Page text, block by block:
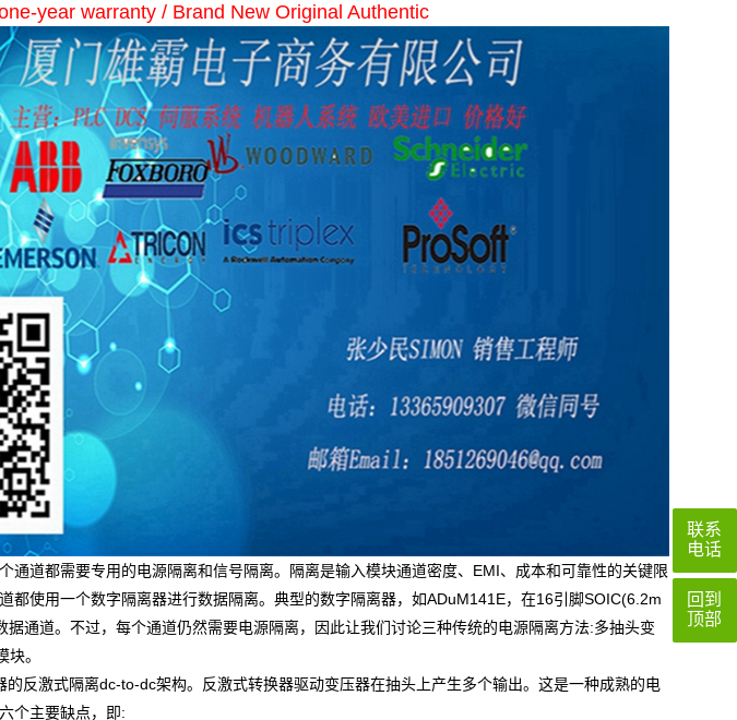
year warranty / Brand New Original Authentic
道都需要专用的电源隔离和信号隔离。隔离是输入模块通道密度、EMI、成本和可靠性的关键限
都使用一个数字隔离器进行数据隔离。典型的数字隔离器，如ADuM141E，在16引脚SOIC(6.2m
通道。不过，每个通道仍然需要电源隔离，因此让我们讨论三种传统的电源隔离方法:多抽头变
。
激式隔离dc-to-dc架构。反激式转换器驱动变压器在抽头上产生多个输出。这是一种成熟的电
个主要缺点，即:
联系
电话
回到
顶部